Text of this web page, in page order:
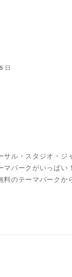
サル・スタジオ・
マパークがいっぱ
料のテーマパークか